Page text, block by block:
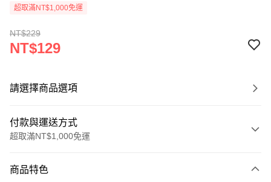
超取滿NT$1,000免運
NT$229
NT$129
請選擇商品選項
付款與運送方式
超取滿NT$1,000免運
信用卡一次付款
商品特色